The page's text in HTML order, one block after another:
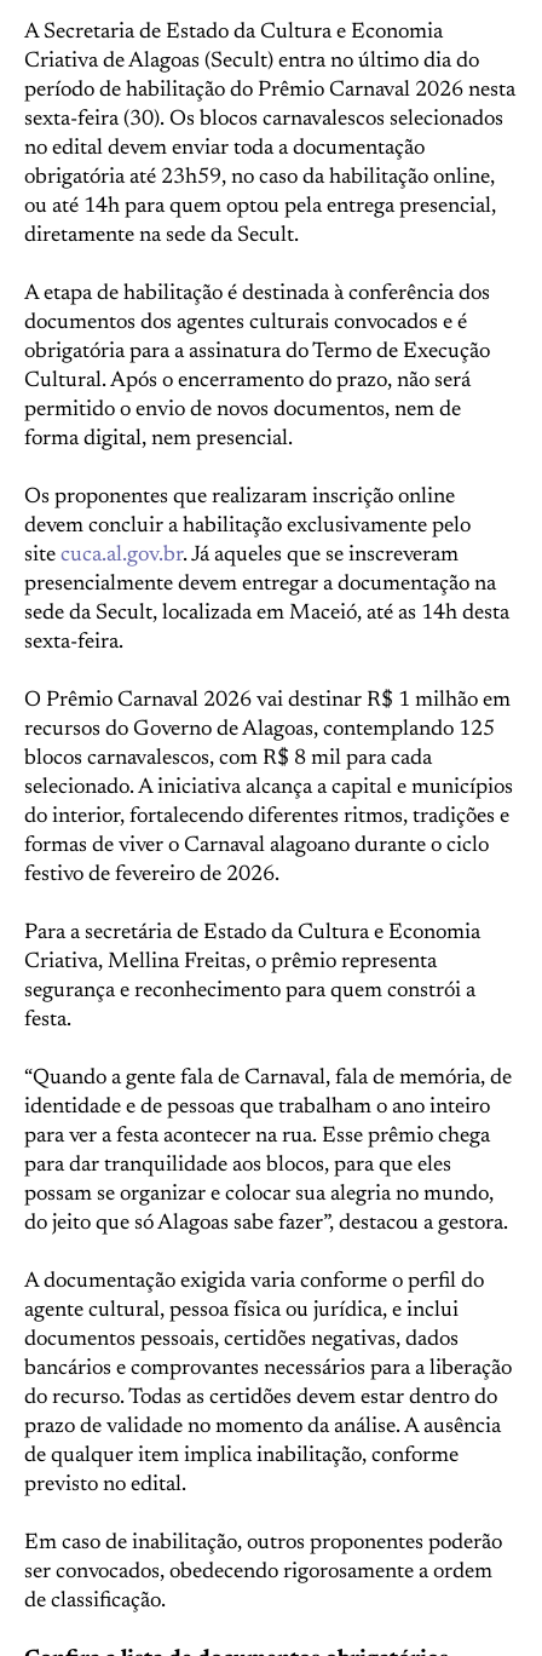
A Secretaria de Estado da Cultura e Economia
Criativa de Alagoas (Secult) entra no último dia do
período de habilitação do Prêmio Carnaval 2026 nesta
sexta-feira (30). Os blocos carnavalescos selecionados
no edital devem enviar toda a documentação
obrigatória até 23h59, no caso da habilitação online,
ou até 14h para quem optou pela entrega presencial,
diretamente na sede da Secult.
A etapa de habilitação é destinada à conferência dos
documentos dos agentes culturais convocados e é
obrigatória para a assinatura do Termo de Execução
Cultural. Após o encerramento do prazo, não será
permitido o envio de novos documentos, nem de
forma digital, nem presencial.
Os proponentes que realizaram inscrição online
devem concluir a habilitação exclusivamente pelo
site cuca.al.gov.br. Já aqueles que se inscreveram
presencialmente devem entregar a documentação na
sede da Secult, localizada em Maceió, até as 14h desta
sexta-feira.
O Prêmio Carnaval 2026 vai destinar R$ 1 milhão em
recursos do Governo de Alagoas, contemplando 125
blocos carnavalescos, com R$ 8 mil para cada
selecionado. A iniciativa alcança a capital e municípios
do interior, fortalecendo diferentes ritmos, tradições e
formas de viver o Carnaval alagoano durante o ciclo
festivo de fevereiro de 2026.
Para a secretária de Estado da Cultura e Economia
Criativa, Mellina Freitas, o prêmio representa
segurança e reconhecimento para quem constrói a
festa.
“Quando a gente fala de Carnaval, fala de memória, de
identidade e de pessoas que trabalham o ano inteiro
para ver a festa acontecer na rua. Esse prêmio chega
para dar tranquilidade aos blocos, para que eles
possam se organizar e colocar sua alegria no mundo,
do jeito que só Alagoas sabe fazer”, destacou a gestora.
A documentação exigida varia conforme o perfil do
agente cultural, pessoa física ou jurídica, e inclui
documentos pessoais, certidões negativas, dados
bancários e comprovantes necessários para a liberação
do recurso. Todas as certidões devem estar dentro do
prazo de validade no momento da análise. A ausência
de qualquer item implica inabilitação, conforme
previsto no edital.
Em caso de inabilitação, outros proponentes poderão
ser convocados, obedecendo rigorosamente a ordem
de classificação.